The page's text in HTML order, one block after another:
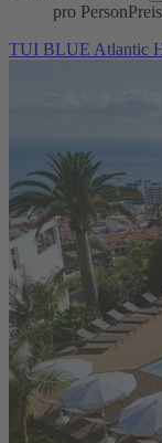
pro Person
TUI BLUE Atlantic